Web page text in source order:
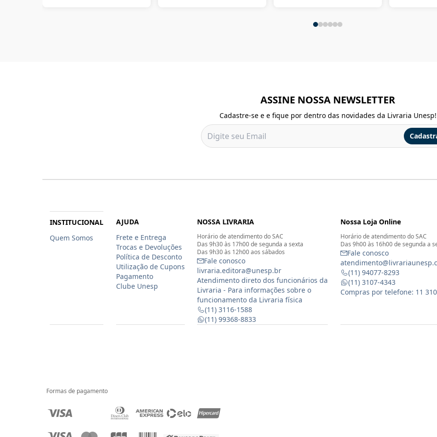
ASSINE NOSSA NEWSLETTER
Cadastre-se e e fique por dentro das novidades da Livraria Unesp!
INSTITUCIONAL
Quem Somos
AJUDA
Frete e Entrega
Trocas e Devoluções
Política de Desconto
Utilização de Cupons
Pagamento
Clube Unesp
NOSSA LIVRARIA
Horário de atendimento do SAC
Das 9h30 às 17h00 de segunda a sexta
Das 9h30 às 12h00 aos sábados
Fale conosco
livraria.editora@unesp.br
Atendimento direto dos funcionários da
Livraria - Para informações sobre o
funcionamento da Livraria física
(11) 3116-1588
(11) 99368-8833
Nossa Loja Online
Horário de atendimento do SAC
Das 9h00 às 16h00 de segunda a
Fale conosco
(11) 94077-8293
(11) 3107-4343
Compras por telefone: 11
Formas de pagamento